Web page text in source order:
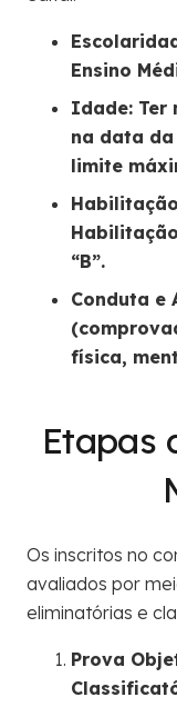
Ensino
Idade: Ter
na data da
limite
“B”.
Conduta e
física,
Etapas
Os inscritos no
avaliados por
eliminatórias e
Prova